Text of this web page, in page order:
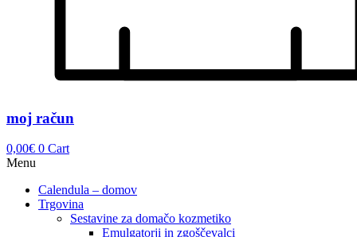
moj račun
0,00€ 0 Cart
Menu
Calendula – domov
Trgovina
Sestavine za domačo kozmetiko
Emulgatorji in zgoščevalci